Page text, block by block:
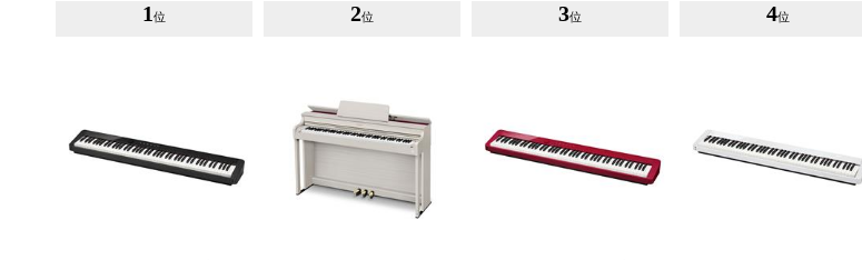
1 位 2位 3位 4位